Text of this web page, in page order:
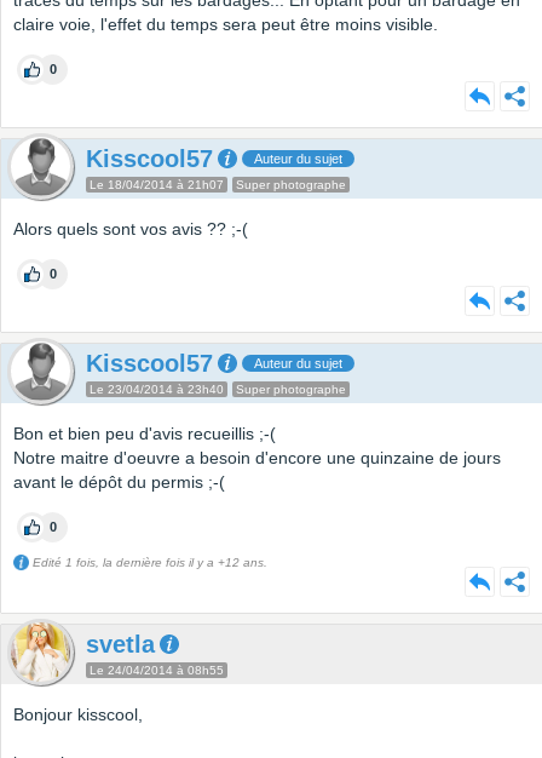
claire voie, l'effet du temps sera peut être moins visible.
0
Kisscool57 Auteur du sujet
Le 18/04/2014 à 21h07 Super photographe
Alors quels sont vos avis ?? ;-(
0
Kisscool57 Auteur du sujet
Le 23/04/2014 à 23h40 Super photographe
Bon et bien peu d'avis recueillis ;-(
Notre maitre d'oeuvre a besoin d'encore une quinzaine de jours
avant le dépôt du permis ;-(
0
Edité 1 fois, la dernière fois il y a +12 ans.
svetla
Le 24/04/2014 à 08h55
Bonjour kisscool,